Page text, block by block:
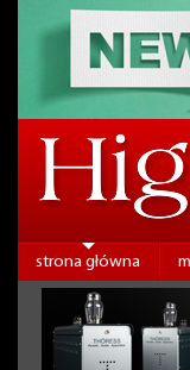
strona główna